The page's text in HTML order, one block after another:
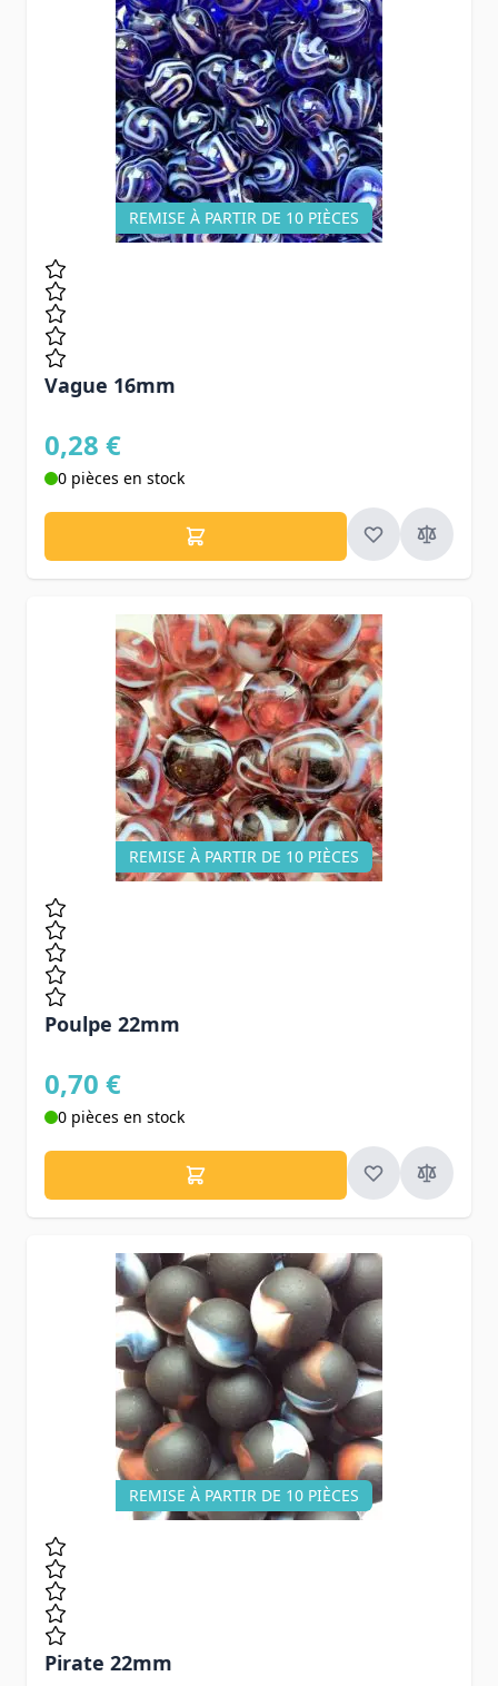
REMISE À PARTIR DE 10 PIÈCES
Vague 16mm
0,28 €
0 pièces en stock
REMISE À PARTIR DE 10 PIÈCES
Poulpe 22mm
0,70 €
0 pièces en stock
REMISE À PARTIR DE 10 PIÈCES
Pirate 22mm